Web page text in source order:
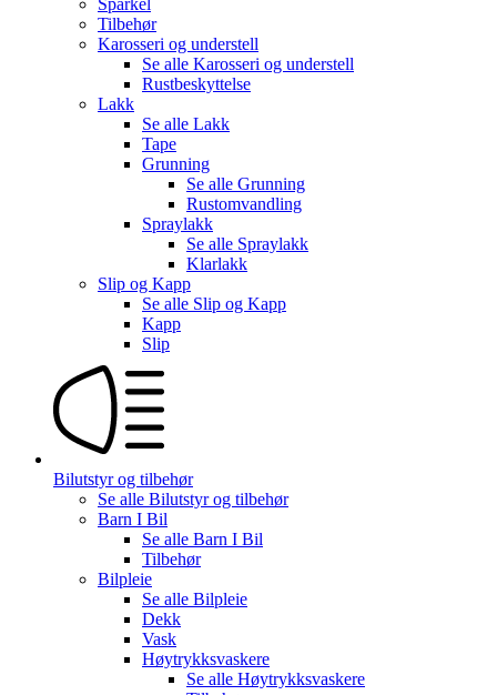
Tilbehør
Karosseri og understell
Se alle Karosseri og understell
Rustbeskyttelse
Lakk
Se alle Lakk
Tape
Grunning
Se alle Grunning
Rustomvandling
Spraylakk
Se alle Spraylakk
Klarlakk
Slip og Kapp
Se alle Slip og Kapp
Kapp
Slip
Bilutstyr og tilbehør
Se alle Bilutstyr og tilbehør
Barn I Bil
Se alle Barn I Bil
Tilbehør
Bilpleie
Se alle Bilpleie
Dekk
Vask
Høytrykksvaskere
Se alle Høytrykksvaskere